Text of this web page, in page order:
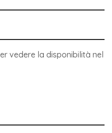
vedere la disponibilità nel